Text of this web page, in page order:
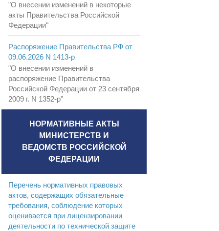
"О внесении изменений в некоторые
акты Правительства Российской
Федерации"
Распоряжение Правительства РФ от
09.06.2026 N 1413-р
"О внесении изменений в
распоряжение Правительства
Российской Федерации от 23 сентября
2009 г. N 1352-р"
НОРМАТИВНЫЕ АКТЫ
МИНИСТЕРСТВ И
ВЕДОМСТВ РОССИЙСКОЙ
ФЕДЕРАЦИИ
Перечень нормативных правовых
актов, содержащих обязательные
требования, соблюдение которых
оценивается при лицензировании
деятельности по технической защите